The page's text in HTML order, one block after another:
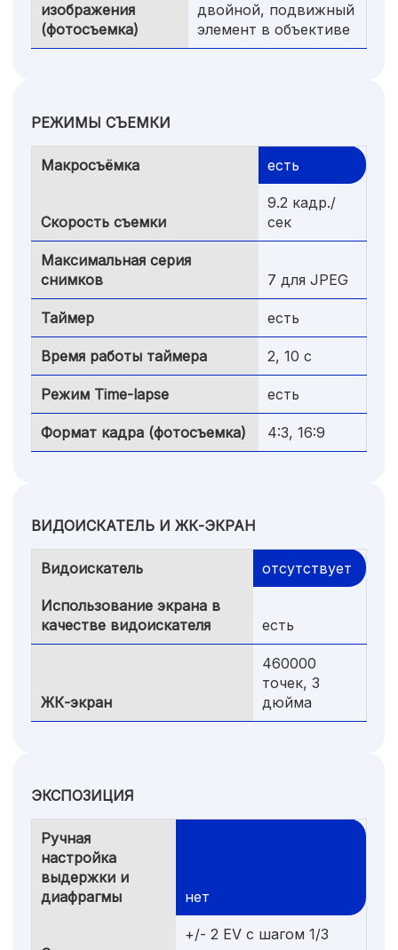
изображения
(фотосъемка)
двойной, подвижный
элемент в объективе
РЕЖИМЫ СЪЕМКИ
Макросъёмка есть
Скорость съемки
9.2 кадр./
сек
Максимальная серия
снимков
7 для JPEG
Таймер есть
Время работы таймера 2, 10 c
Режим Time-lapse есть
Формат кадра (фотосъемка) 4:3, 16:9
ВИДОИСКАТЕЛЬ И ЖК-ЭКРАН
Видоискатель отсутствует
Использование экрана в
качестве видоискателя
есть
ЖК-экран
460000
точек, 3
дюйма
ЭКСПОЗИЦИЯ
Ручная
настройка
выдержки и
диафрагмы
нет
+/- 2 EV с шагом 1/3